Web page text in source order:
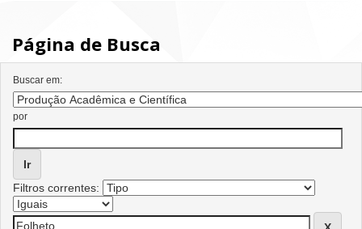
Página de Busca
Buscar em:
por
Filtros correntes: